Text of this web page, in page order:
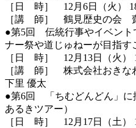
［日 時］ 12月6日（火）
［講 師］ 鶴見歴史の会
●第5回 伝統行事やイベント
ナー祭や道じゅねーが目指す
［日 時］ 12月13日（火）
［講 師］ 株式会社おきな
下里 優太
●第6回 「ちむどんどん」に
あるきツアー）
［日 時］ 12月17日（土）